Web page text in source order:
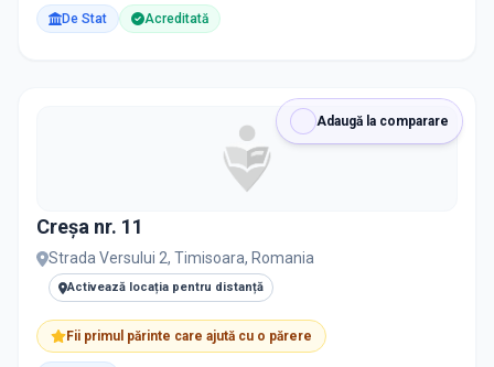
De Stat Acreditată
Adaugă la comparare
Creșa nr. 11
Strada Versului 2, Timisoara, Romania
Activează locația pentru distanță
Fii primul părinte care ajută cu o părere